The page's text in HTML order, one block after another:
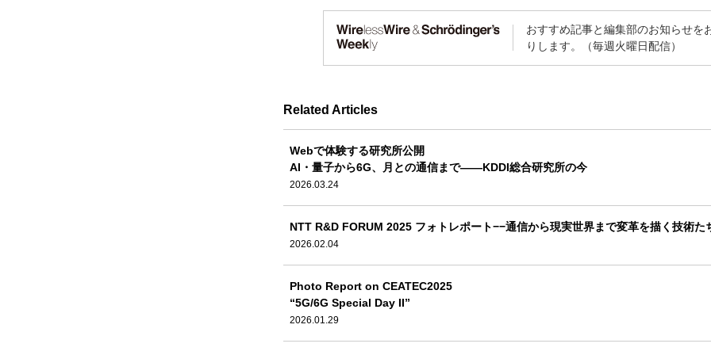
おすすめ記事と編集部のお知らせを
りします。（毎週火曜日配信）
Related Articles
Webで体験する研究所公開
AI・量子から6G、月との通信まで――KDDI総合研究所の今
2026.03.24
NTT R&D FORUM 2025 フォトレポート−−通信から現実世界まで変革を描く技術た
2026.02.04
Photo Report on CEATEC2025
“5G/6G Special Day II”
2026.01.29